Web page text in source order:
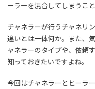
ーラーを混合してしまうこ
チャネラーが行うチャネリ
違いとは一体何か。また、
ャネラーのタイプや、依頼
知っておきたいですよね。
今回はチャネラーとヒーラ